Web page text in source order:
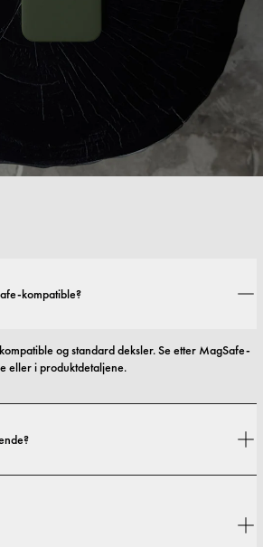
kompatible?
og standard deksler. Se etter MagSafe-
eller i produktdetaljene.
til mer beskyttende utforminger.